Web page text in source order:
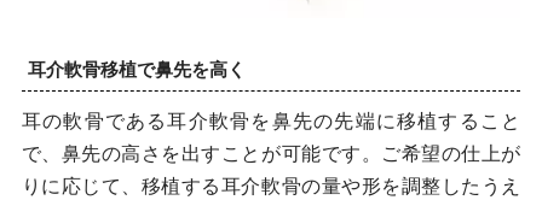
耳介軟骨移植で鼻先を高く
耳の軟骨である耳介軟骨を鼻先の先端に移植すること
で、鼻先の高さを出すことが可能です。ご希望の仕上が
りに応じて、移植する耳介軟骨の量や形を調整したうえ